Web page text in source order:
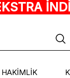
HAKİMLİK